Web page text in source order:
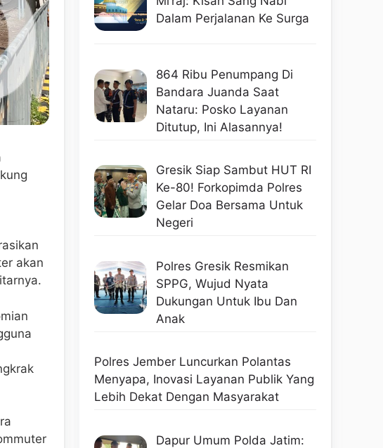
akan
Dalam Perjalanan Ke Surga
864 Ribu Penumpang Di
Bandara Juanda Saat
Nataru: Posko Layanan
Ditutup, Ini Alasannya!
Gresik Siap Sambut HUT RI
Ke-80! Forkopimda Polres
Gelar Doa Bersama Untuk
Negeri
Polres Gresik Resmikan
SPPG, Wujud Nyata
Dukungan Untuk Ibu Dan
Anak
Polres Jember Luncurkan Polantas
Menyapa, Inovasi Layanan Publik Yang
Lebih Dekat Dengan Masyarakat
Dapur Umum Polda Jatim: